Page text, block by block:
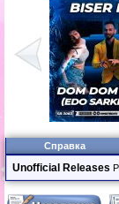
Справка
Unofficial Releases